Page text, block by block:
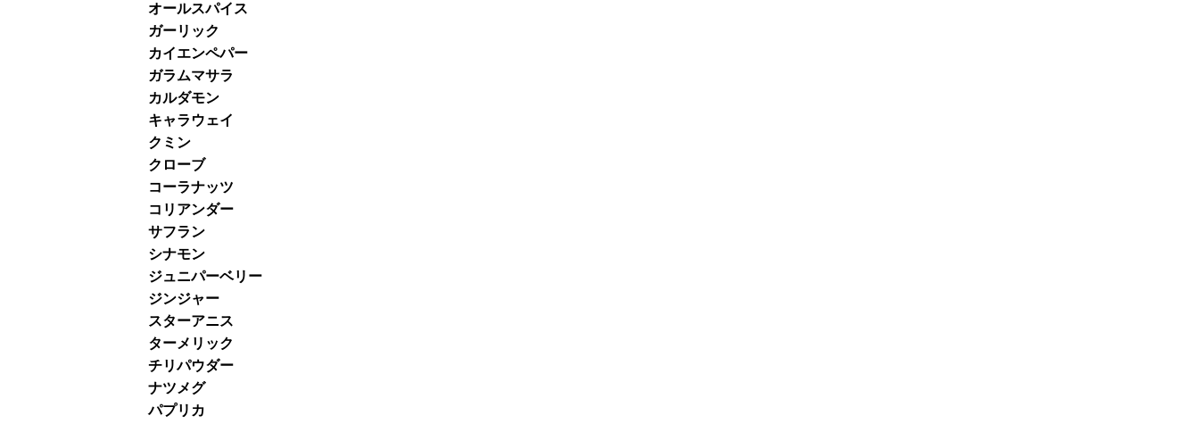
オールスパイス
ガーリック
カイエンペパー
ガラムマサラ
カルダモン
キャラウェイ
クミン
クローブ
コーラナッツ
コリアンダー
サフラン
シナモン
ジュニパーベリー
ジンジャー
スターアニス
ターメリック
チリパウダー
ナツメグ
パプリカ